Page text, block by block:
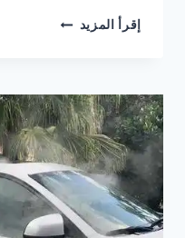
إقرأ المزيد شركة
بالبخار
غرب
الرياض